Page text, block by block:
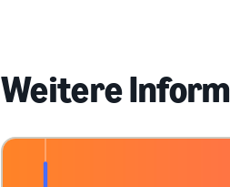
Weitere